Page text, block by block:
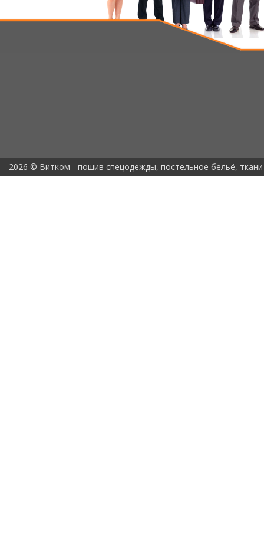
2026 © Витком - пошив спецодежды, постельное бельё, ткани